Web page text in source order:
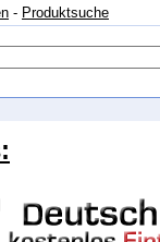
- Produktsuche